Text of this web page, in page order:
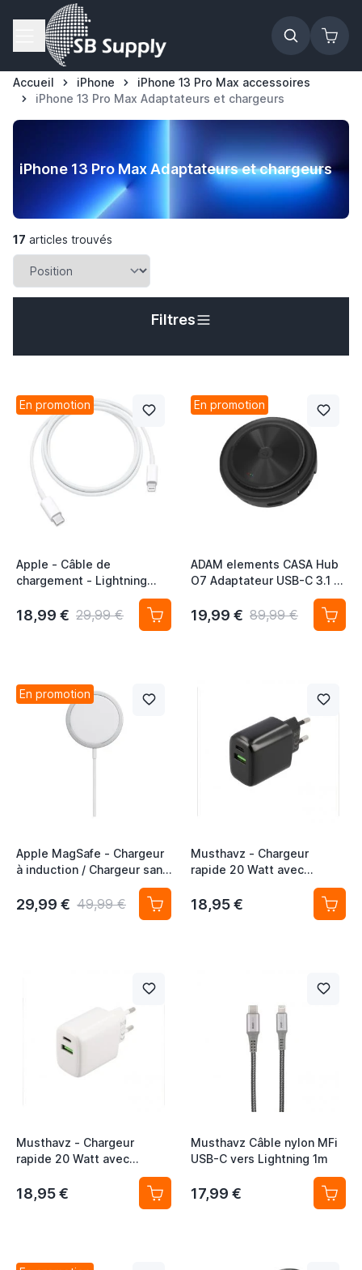
Allez au contenu
Accueil iPhone
iPhone 13 Pro Max accessoires
iPhone 13 Pro Max Adaptateurs et chargeurs
iPhone 13 Pro Max Adaptateurs et chargeurs
17 articles trouvés
Filtres
En promotion
Apple - Câble de
chargement - Lightning
18,99 € 29,99 €
En promotion
ADAM elements CASA Hub
O7 Adaptateur USB-C 3.1 7
port Chargeur Sans fil -
Noir
19,99 € 89,99 €
En promotion
Apple MagSafe - Chargeur
à induction / Chargeur sans
29,99 € 49,99 €
Musthavz - Chargeur
rapide 20 Watt avec
connexion USB-A et USB-C
noir
18,95 €
Musthavz - Chargeur
rapide 20 Watt avec
connexion USB-A et USB-C
blanc
18,95 €
Musthavz Câble nylon MFi
USB-C vers Lightning 1m
17,99 €